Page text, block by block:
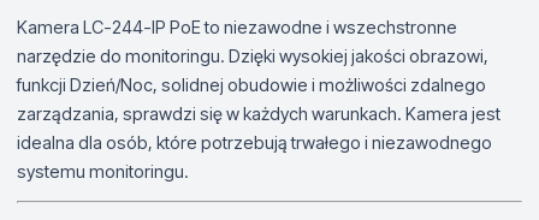
Kamera LC-244-IP PoE to niezawodne i wszechstronne
narzędzie do monitoringu. Dzięki wysokiej jakości obrazowi,
funkcji Dzień/Noc, solidnej obudowie i możliwości zdalnego
zarządzania, sprawdzi się w każdych warunkach. Kamera jest
idealna dla osób, które potrzebują trwałego i niezawodnego
systemu monitoringu.